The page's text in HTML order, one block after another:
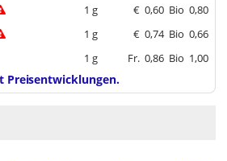
1 g € 0,60 Bio 0,80
1 g € 0,74 Bio 0,66
1 g Fr. 0,86 Bio 1,00
Preisentwicklungen.